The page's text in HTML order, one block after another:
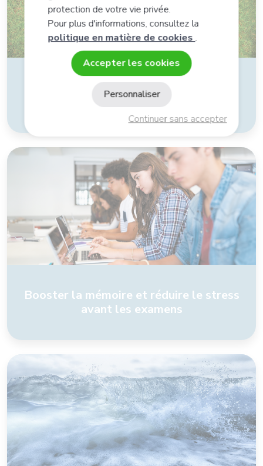
ERGYCALM, votre solution de plantes
calmantes-apaisantes
Booster la mémoire et réduire le stress
avant les examens
protection de votre vie privée.
Pour plus d'informations, consultez la
politique en matière de cookies .
Accepter les cookies
Continuer sans accepter
Personnaliser